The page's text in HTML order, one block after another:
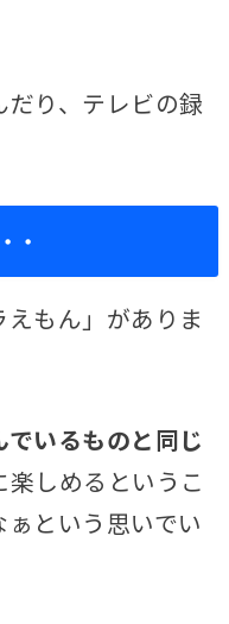
だり、テレビの録
・
もん」がありま
いるものと同じ
しめるというこ
という思いでい